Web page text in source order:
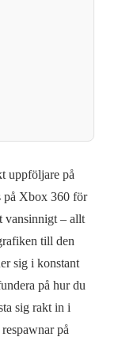
uppföljare på
på Xbox 360 för
vansinnigt – allt
till den
sig i konstant
på hur du
sig rakt in i
på